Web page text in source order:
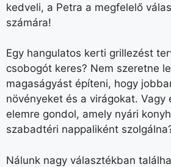
kedveli, a Petra a megfelelő
számára!
Egy hangulatos kerti grillezést
csobogót keres? Nem szeretne
magaságyást építeni, hogy
növényeket és a virágokat. Vagy
elemre gondol, amely nyári
szabadtéri nappaliként
Nálunk nagy választékban